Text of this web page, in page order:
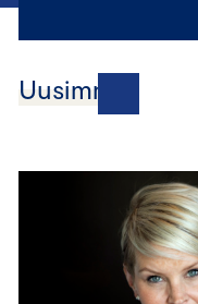
Uusimmat